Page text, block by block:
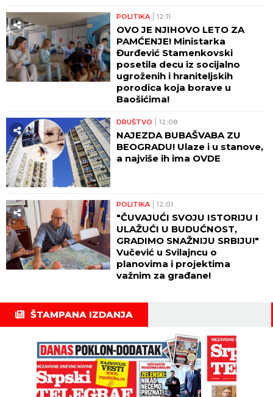
POLITIKA 12:11
OVO JE NJIHOVO LETO ZA
PAMĆENJE! Ministarka
Đurđević Stamenkovski
posetila decu iz socijalno
ugroženih i hraniteljskih
porodica koja borave u
Baošićima!
DRUŠTVO 12:08
NAJEZDA BUBAŠVABA ZU
BEOGRADU! Ulaze i u stanove,
a najviše ih ima OVDE
POLITIKA 12:01
"ČUVAJUĆI SVOJU ISTORIJU I
ULAŽUĆI U BUDUĆNOST,
GRADIMO SNAŽNIJU SRBIJU!"
Vučević u Svilajncu o
planovima i projektima
važnim za građane!
ŠTAMPANA IZDANJA